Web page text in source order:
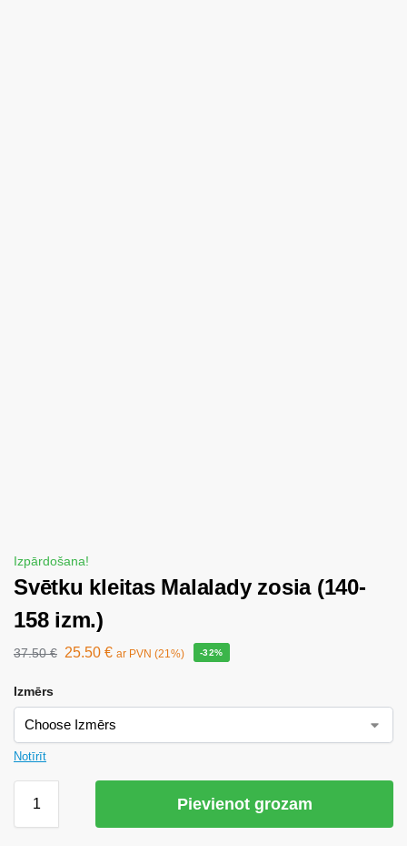
Izpārdošana!
Svētku kleitas Malalady zosia (140-
158 izm.)
37.50€ 25.50 € ar PVN (21%) -32%
Izmērs
Notīrīt
Pievienot grozam